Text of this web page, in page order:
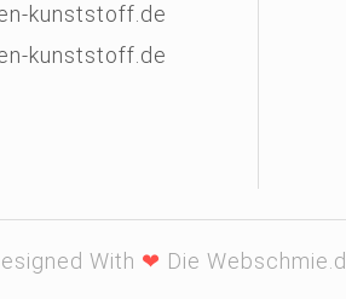
kunststoff.de
kunststoff.de
With ❤ Die